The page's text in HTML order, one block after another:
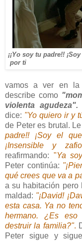
¡¡Yo soy tu padre!!
por ti
vamos a ver en la
describe como
violenta agudeza".
dice: "Yo quiero ir y
de Peter es brutal.
padre!! ¡Soy el
¡Insensible y
reafirmando: "Ya
Peter continúa:
qué crees que va a
a su habitación pero
maldad: "¡David!
esta casa. Ya no
hermano. ¿Es
destruir la familia?".
Peter sigue y